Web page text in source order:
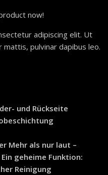
now!
adipiscing elit. Ut
pulvinar dapibus leo.
und Rückseite
Mehr als nur laut –
geheime Funktion:
Reinigung